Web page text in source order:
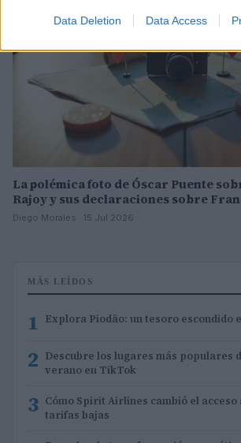
Data Deletion Data Access
La polémica foto de Óscar Puente
Rajoy y sus declaraciones sobre
Diego Morales · 15 Jul 2026
MÁS LEÍDOS
1 Explora Piodão: un tesoro escondido
2 Descubre los lugares más populares
verano en TikTok
3 Cómo Spirit Airlines cambió el acceso
tarifas bajas